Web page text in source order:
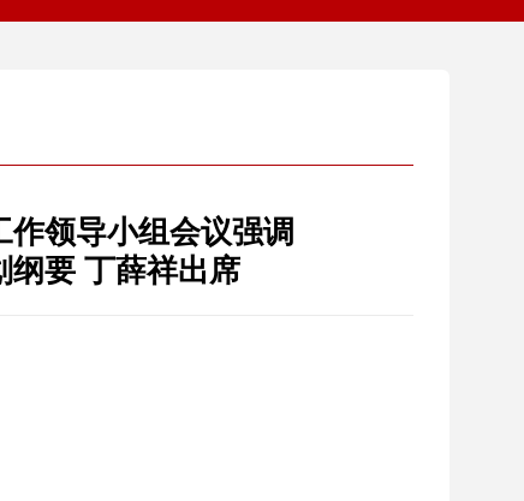
领导小组会议强调
纲要 丁薛祥出席